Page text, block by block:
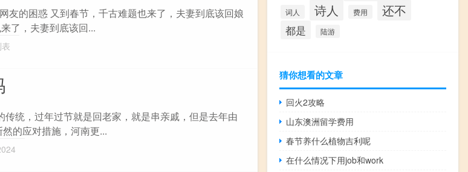
友的困惑 又到春节，千古难题也来了，夫妻到底该回娘
了，夫妻到底该回...
统，过年过节就是回老家，就是串亲戚，但是去年由
的应对措施，河南更...
词人 诗人 费用 还不
都是 陆游
猜你想看的文章
回火2攻略
山东澳洲留学费用
春节养什么植物吉利呢
在什么情况下用job和work